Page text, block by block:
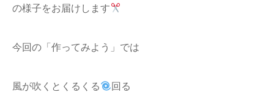
の様子をお届けします
今回の「作ってみよう」では
風が吹くとくるくる 回る